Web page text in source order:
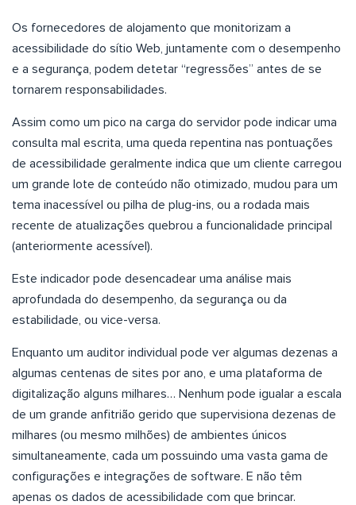
Os fornecedores de alojamento que monitorizam a
acessibilidade do sítio Web, juntamente com o desempenho
e a segurança, podem detetar “regressões” antes de se
tornarem responsabilidades.
Assim como um pico na carga do servidor pode indicar uma
consulta mal escrita, uma queda repentina nas pontuações
de acessibilidade geralmente indica que um cliente carregou
um grande lote de conteúdo não otimizado, mudou para um
tema inacessível ou pilha de plug-ins, ou a rodada mais
recente de atualizações quebrou a funcionalidade principal
(anteriormente acessível).
Este indicador pode desencadear uma análise mais
aprofundada do desempenho, da segurança ou da
estabilidade, ou vice-versa.
Enquanto um auditor individual pode ver algumas dezenas a
algumas centenas de sites por ano, e uma plataforma de
digitalização alguns milhares… Nenhum pode igualar a escala
de um grande anfitrião gerido que supervisiona dezenas de
milhares (ou mesmo milhões) de ambientes únicos
simultaneamente, cada um possuindo uma vasta gama de
configurações e integrações de software. E não têm
apenas os dados de acessibilidade com que brincar.